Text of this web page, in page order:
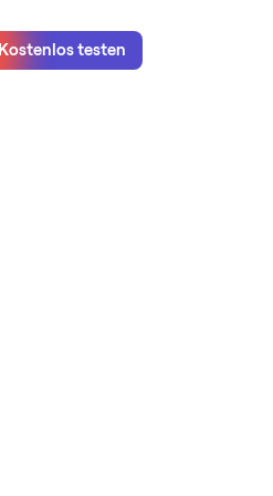
Kostenlos testen